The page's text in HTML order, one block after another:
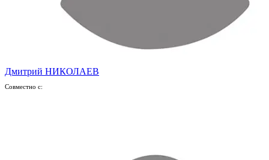
Дмитрий НИКОЛАЕВ
Совместно с: